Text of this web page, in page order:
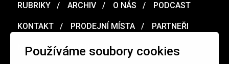
Používáme soubory cookies
RUBRIKY ARCHIV O NÁS PODCAST
KONTAKT PRODEJNÍ MÍSTA PARTNEŘI
MERCH VOUCHER